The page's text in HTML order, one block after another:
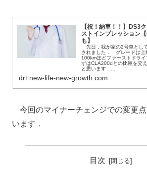
【祝！納車！！】DS3
ストインプレッション
も】
先日，我が家の2号車とし
されました． グレードは
100kmほどファーストドラ
ずはCLA200dとの比較を交
と思います．...
drt.new-life-new-growth.com
今回のマイナーチェンジでの変更
います．
目次